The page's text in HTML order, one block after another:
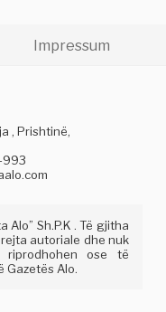
Impressum
, Prishtinë,
993
Alo” Sh.P.K . Të gjitha
autoriale dhe nuk
riprodhohen ose të
Gazetës Alo.